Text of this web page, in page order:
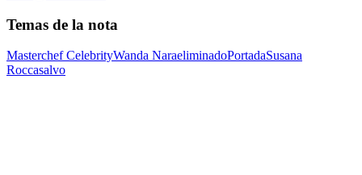
Temas de la nota
Masterchef CelebrityWanda NaraeliminadoPortadaSusana
Roccasalvo